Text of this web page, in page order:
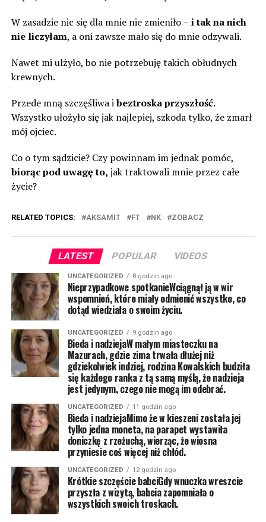
W zasadzie nic się dla mnie nie zmieniło – i tak na nich
nie liczyłam, a oni zawsze mało się do mnie odzywali.
Nawet mi ulżyło, bo nie potrzebuję takich obłudnych
krewnych.
Przede mną szczęśliwa ibeztroska przyszłość.
Wszystko ułożyło się jak najlepiej, szkoda tylko, że zmarł
mój ojciec.
Co o tym sądzicie? Czy powinnam im jednak pomóc,
biorąc pod uwagę to, jak traktowali mnie przez całe
życie?
RELATED TOPICS: AKSAMIT FT NK ZOBACZ
LATEST POPULAR VIDEOS
UNCATEGORIZED 8 godzin ago
Nieprzypadkowe spotkanieWciągnął ją w wir
wspomnień, które miały odmienić wszystko, co
dotąd wiedziała o swoim życiu.
UNCATEGORIZED 9 godzin ago
Bieda i nadziejaW małym miasteczku na
Mazurach, gdzie zima trwała dłużej niż
gdziekolwiek indziej, rodzina Kowalskich budziła
się każdego ranka z tą samą myślą, że nadzieja
jest jedynym, czego nie mogą im odebrać.
UNCATEGORIZED 11 godzin ago
Bieda i nadziejaMimo że w kieszeni została jej
tylko jedna moneta, na parapet wystawiła
doniczkę z rzeżuchą, wierząc, że wiosna
przyniesie coś więcej niż chłód.
UNCATEGORIZED 12 godzin ago
Krótkie szczęście babciGdy wnuczka wreszcie
przyszła z wizytą, babcia zapomniała o
wszystkich swoich troskach.